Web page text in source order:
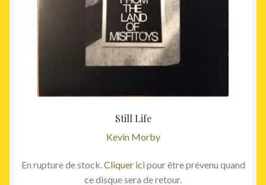
Still Life
Kevin Morby
En rupture de stock.Cliquer icipour être prévenu quand
ce disque sera de retour.